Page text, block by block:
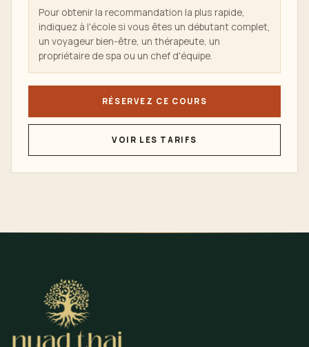
Pour obtenir la recommandation la plus rapide,
indiquez à l'école si vous êtes un débutant complet,
un voyageur bien-être, un thérapeute, un
propriétaire de spa ou un chef d'équipe.
RÉSERVEZ CE COURS
VOIR LES TARIFS